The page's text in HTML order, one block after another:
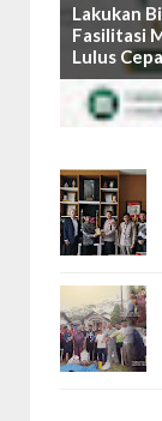
Lakukan
Fasilitasi
Lulus